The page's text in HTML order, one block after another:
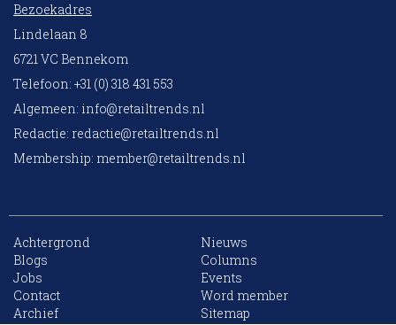
Bezoekadres
Lindelaan 8
6721 VC Bennekom
Telefoon: +31 (0) 318 431 553
Algemeen: info@retailtrends.nl
Redactie: redactie@retailtrends.nl
Membership: member@retailtrends.nl
Achtergrond
Nieuws
Blogs
Columns
Jobs
Events
Contact
Word member
Archief
Sitemap